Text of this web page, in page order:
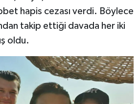
hapis cezası verdi. Böylece
takip ettiği davada her iki
oldu.